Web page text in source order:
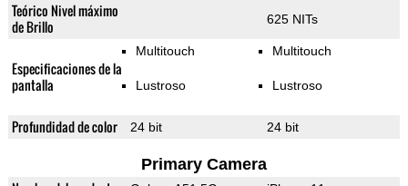
Teórico Nivel máximo
de Brillo
625 NITs
Especificaciones de la
pantalla
Multitouch
Lustroso
Multitouch
Lustroso
Profundidad de color 24 bit 24 bit
Primary Camera